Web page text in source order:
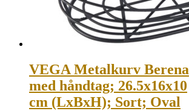
VEGA Metalkurv Berena
med håndtag; 26.5x16x10
cm (LxBxH); Sort; Oval